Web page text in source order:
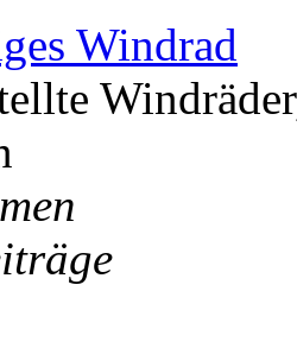
Windrad